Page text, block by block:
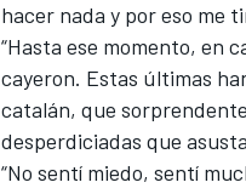
hacer nada y por eso me
“Hasta ese momento, en
cayeron. Estas últimas
catalán, que
desperdiciadas que
“No sentí miedo, sentí